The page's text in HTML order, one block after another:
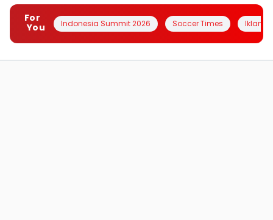
For
You
Indonesia Summit 2026 Soccer Times Iklanin